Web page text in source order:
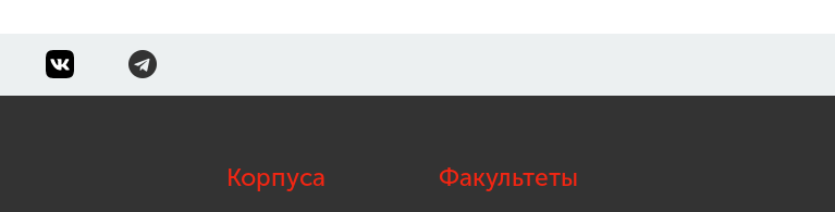
Корпуса Факультеты